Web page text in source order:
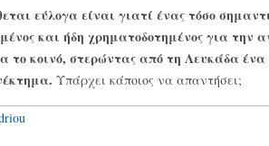
εύλογα είναι γιατί ένας τόσο
και ήδη χρηματοδοτημένος για την
το κοινό, στερώντας από τη Λευκάδα ένα
Υπάρχει κάποιος να απαντήσει;